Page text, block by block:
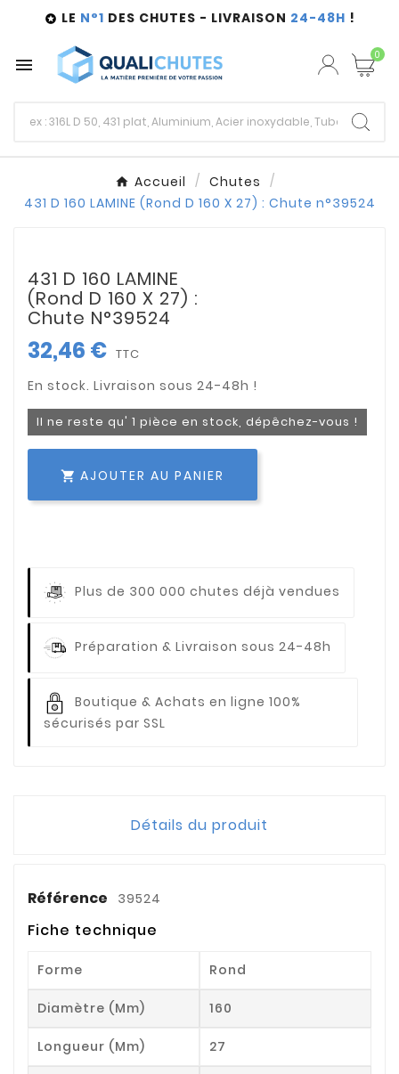
 LE N°1 DES CHUTES - LIVRAISON 24-48H !
 0
Accueil
Chutes
431 D 160 LAMINE (Rond D 160 X 27) : Chute n°39524
431 D 160 LAMINE
(Rond D 160 X 27) :
Chute N°39524
32,46 € TTC
Il ne reste qu' 1 pièce en stock, dépêchez-vous !
 AJOUTER AU PANIER
Plus de 300 000 chutes déjà vendues
Préparation & Livraison sous 24-48h
Boutique & Achats en ligne 100%
sécurisés par SSL
Détails du produit
Référence 39524
Fiche technique
Forme Rond
Diamètre (mm) 160
Longueur (mm) 27